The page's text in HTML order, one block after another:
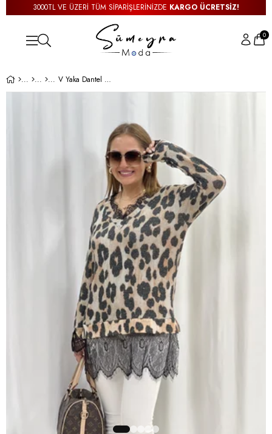
3000TL VE ÜZERİ TÜM SİPARİŞLERİNİZDE KARGO ÜCRETSİZ!
0
V Yaka Dantel Detay Leopar Bluz